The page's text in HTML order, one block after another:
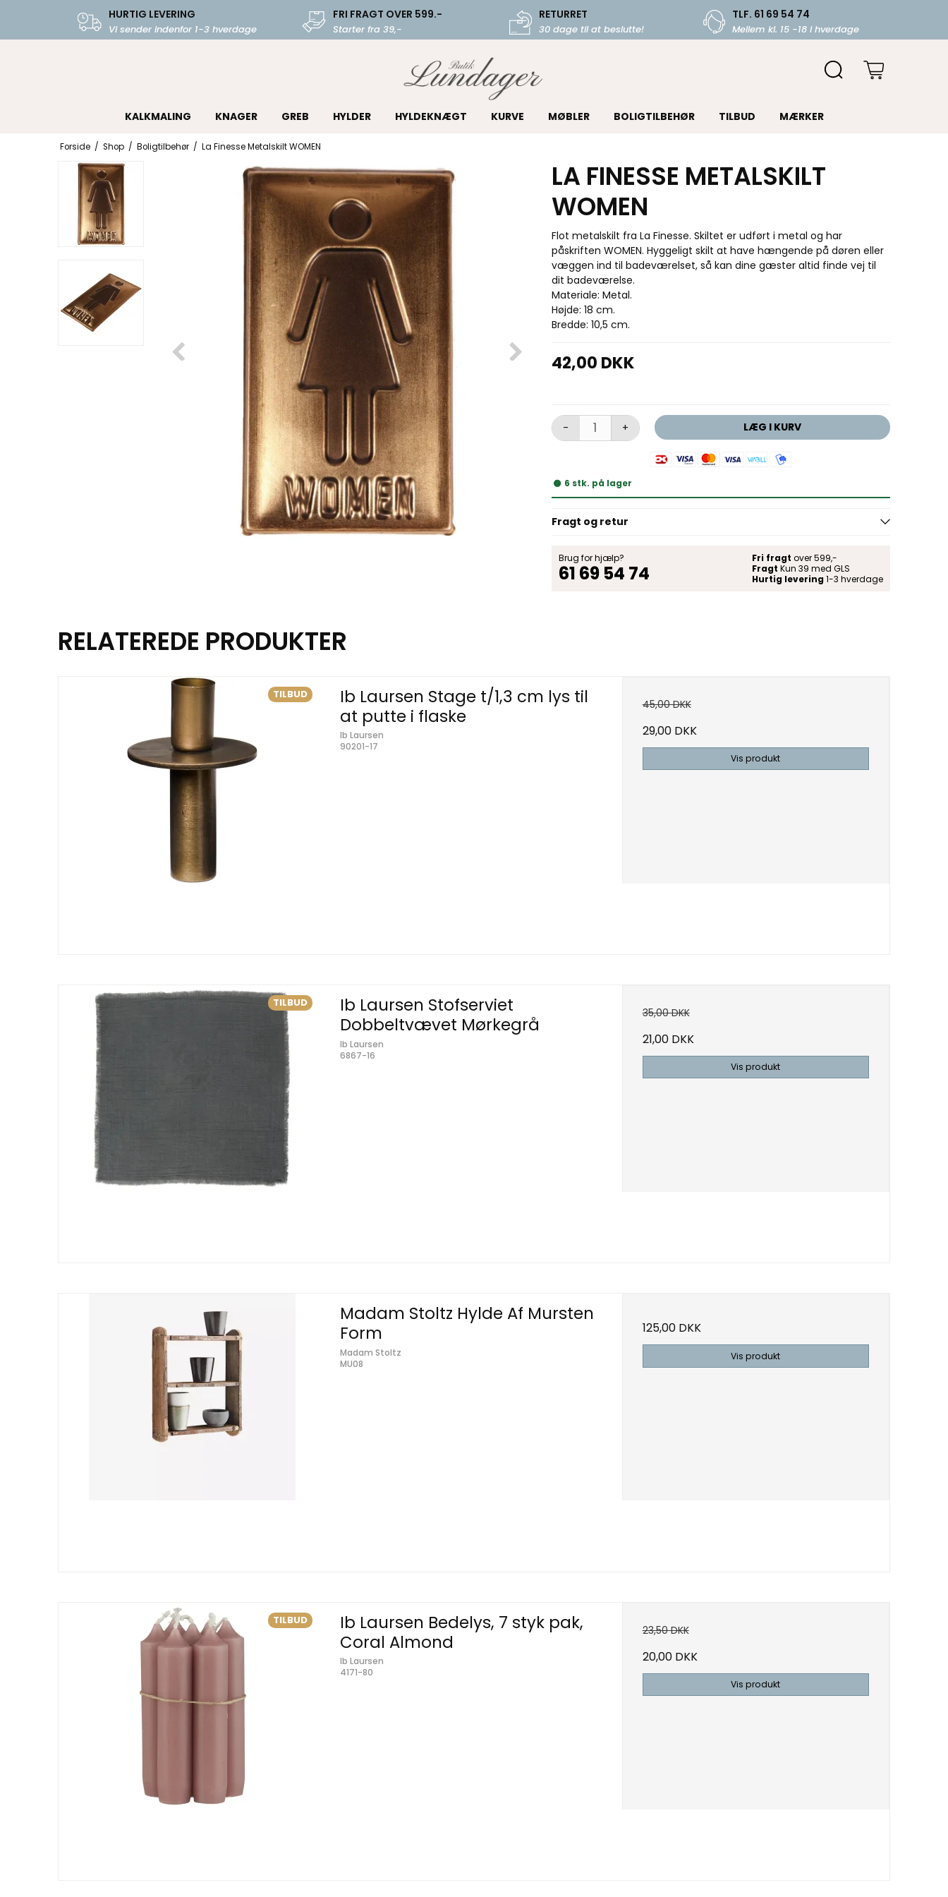
HURTIG LEVERING
Vi sender indenfor 1-3 hverdage
FRI FRAGT OVER 599.-
Starter fra 39,-
RETURRET
30 dage til at beslutte!
TLF. 61 69 54 74
Mellem kl. 15 -18 i hverdage
KALKMALING KNAGER GREB HYLDER HYLDEKNÆGT KURVE MØBLER BOLIGTILBEHØR TILBUD MÆRKER
Forside / Shop / Boligtilbehør / La Finesse Metalskilt WOMEN
LA FINESSE METALSKILT
WOMEN
Flot metalskilt fra La Finesse. Skiltet er udført i metal og har
påskriften WOMEN. Hyggeligt skilt at have hængende på døren eller
væggen ind til badeværelset, så kan dine gæster altid finde vej til
dit badeværelse.
Materiale: Metal.
Højde: 18 cm.
Bredde: 10,5 cm.
42,00 DKK
- + LÆG I KURV
6 stk. på lager
Fragt og retur
Brug for hjælp?
61 69 54 74
Fri fragt over 599,-
Fragt Kun 39 med GLS
Hurtig levering 1-3 hverdage
RELATEREDE PRODUKTER
TILBUD
Ib Laursen Stage t/1,3 cm lys til
at putte i flaske
Ib Laursen
90201-17
45,00 DKK
29,00 DKK
Vis produkt
TILBUD
Ib Laursen Stofserviet
Dobbeltvævet Mørkegrå
Ib Laursen
6867-16
35,00 DKK
21,00 DKK
Vis produkt
Madam Stoltz Hylde Af Mursten
Form
Madam Stoltz
MU08
125,00 DKK
Vis produkt
TILBUD
Ib Laursen Bedelys, 7 styk pak,
Coral Almond
Ib Laursen
4171-80
23,50 DKK
20,00 DKK
Vis produkt